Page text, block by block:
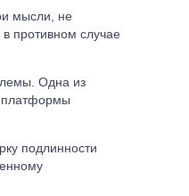
мысли, не
противном случае
Одна из
платформы
подлинности